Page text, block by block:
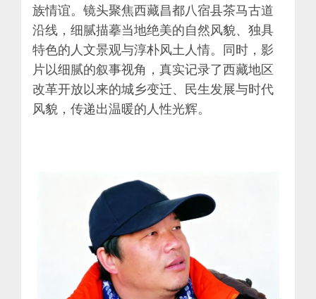
族情谊。镜头聚焦西藏昌都八宿县茶马古道
沿线，细腻描摹当地绝美的自然风貌、独具
特色的人文景观与淳朴风土人情。同时，影
片以细腻的叙事视角，真实记录了西藏地区
改革开放以来的城乡变迁、民生发展与时代
风貌，传递出温暖的人性光辉。